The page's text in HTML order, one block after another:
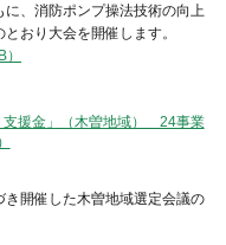
、消防ポンプ操法技術の向上
おり大会を開催します。
援金」（木曽地域） 24事業
開催した木曽地域選定会議の